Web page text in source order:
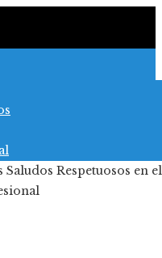
Respetuosos en el